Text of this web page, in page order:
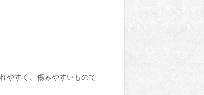
やすく、傷みやすいもので